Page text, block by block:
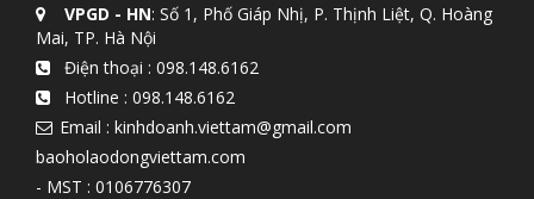
VPGD - HN: Số 1, Phố Giáp Nhị, P. Thịnh Liệt, Q. Hoàng
Mai, TP. Hà Nội
Điện thoại : 098.148.6162
Hotline : 098.148.6162
Email : kinhdoanh.viettam@gmail.com
baoholaodongviettam.com
- MST : 0106776307